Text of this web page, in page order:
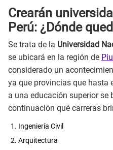
Crearán
Perú: ¿Dónde
Se trata de la Universidad
se ubicará en la región de
considerado un
ya que provincias que hasta
a una educación superior se
continuación qué carreras
Ingeniería Civil
Arquitectura